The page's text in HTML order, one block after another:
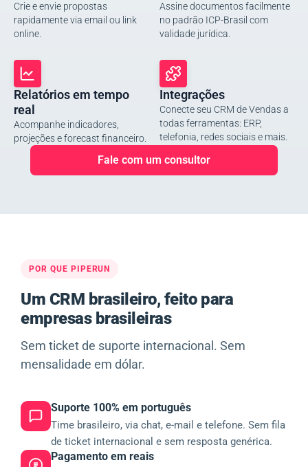
Crie e envie propostas
rapidamente via email ou link
online.
Assine documentos facilmente
no padrão ICP-Brasil com
validade jurídica.
Relatórios em tempo
real
Acompanhe indicadores,
projeções e forecast financeiro.
Integrações
Conecte seu CRM de Vendas a
todas ferramentas: ERP,
telefonia, redes sociais e mais.
Fale com um consultor
POR QUE PIPERUN
Um CRM brasileiro, feito para
empresas brasileiras
Sem ticket de suporte internacional. Sem
mensalidade em dólar.
Suporte 100% em português
Time brasileiro, via chat, e-mail e telefone. Sem fila
de ticket internacional e sem resposta genérica.
Pagamento em reais